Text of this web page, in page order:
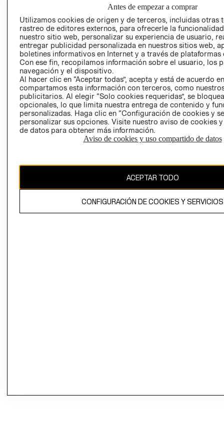
TRANSPARENCIA
Y ÉTICA (INGLÉS)
COMERCIO - SIC
PETICIONES
QUEJAS Y
RECLAMOS
Colombia ($)
CAMBIAR REGIÓN
propiedad de H&M Hennes & Mauritz AB.
Antes de empezar a comprar
Utilizamos cookies de origen y de terceros, incluidas otras
rastreo de editores externos, para ofrecerle la
nuestro sitio web, personalizar su experiencia de usuario,
entregar publicidad personalizada en nuestros sitios web,
boletines informativos en Internet y a través de plataformas
Con ese fin, recopilamos información sobre el usuario, los
navegación y el dispositivo.
Al hacer clic en “Aceptar todas”, acepta y está de acuerdo
compartamos esta información con terceros, como
publicitarios. Al elegir “Solo cookies requeridas”, se
opcionales, lo que limita nuestra entrega de contenido y
personalizadas. Haga clic en “Configuración de cookies y
personalizar sus opciones. Visite nuestro aviso de cookies
de datos para obtener más información.
Aviso de cookies y uso compartido de datos
ACEPTAR TODO
CONFIGURACIÓN DE COOKIES Y SERVICIOS